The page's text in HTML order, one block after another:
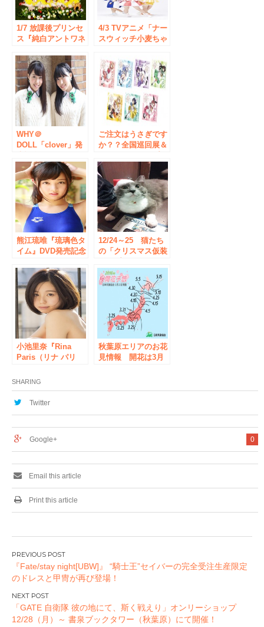
1/7 放課後プリンセ
ス『純白アントワネ
ント＠アキバ☆ソフ
マップ1号店
4/3 TVアニメ「ナー
スウィッチ小麦ちゃ
発売記念イベント
WHY＠
DOLL「clover」発
ご注文はうさぎです
か？？全国巡回展＆
in アニメイト
熊江琉唯『琉璃色タ
イム』DVD発売記念
12/24～25 猫たち
の「クリスマス仮装
小池里奈『Rina
Paris（リナ パリ
売記念イベント
秋葉原エリアのお花
見情報 開花は3月
SHARING
Twitter
0
Google+
Email this article
Print this article
投
稿
ナ
ビ
ゲ
『Fate/stay night[UBW]』 “騎士王”セイバーの完全受注生産限定
のドレスと甲冑が再び登場！
「GATE 自衛隊 彼の地にて、斯く戦えり」オンリーショップ
12/28（月）～ 書泉ブックタワー（秋葉原）にて開催！